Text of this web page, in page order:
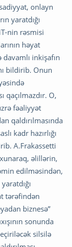
onlayn
yaratdığı
nin rəsmisi
həyat
inkişafın
bildirib. Onun
O,
fəaliyyət
qaldırılmasında
kadr hazırlığı
A.Frakassetti
əlillərin,
edilməsindən,
tərəfindən
biznesə”
sonunda
silsilə